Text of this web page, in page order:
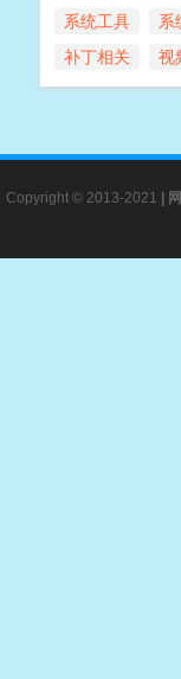
系统工具
系
补丁相关
视
Copyright © 2013-2021